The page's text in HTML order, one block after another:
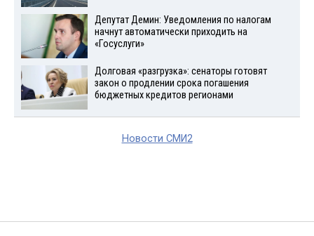
Депутат Демин: Уведомления по налогам
начнут автоматически приходить на
«Госуслуги»
Долговая «разгрузка»: сенаторы готовят
закон о продлении срока погашения
бюджетных кредитов регионами
Новости СМИ2